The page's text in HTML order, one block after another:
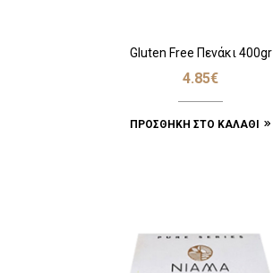
Gluten Free Πενάκι 400gr
4.85€
ΠΡΟΣΘΉΚΗ ΣΤΟ ΚΑΛΆΘΙ